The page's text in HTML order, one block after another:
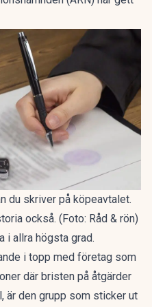
du skriver på köpeavtalet.
också. (Foto: Råd & rön)
i allra högsta grad.
i topp med företag som
där bristen på åtgärder
är den grupp som sticker ut